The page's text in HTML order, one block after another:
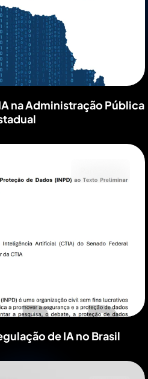
na Administração Pública
de IA no Brasil